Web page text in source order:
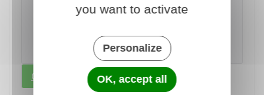
Les espaces à caractère social ou sanitaire mis
à la disposition du personnel
Cas général
you want to activate
Personalize
OK, accept all